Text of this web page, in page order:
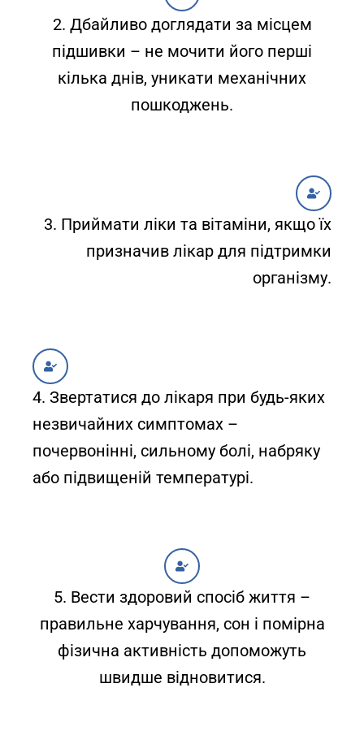
2. Дбайливо доглядати за місцем
підшивки – не мочити його перші
кілька днів, уникати механічних
пошкоджень.
3. Приймати ліки та вітаміни, якщо їх
призначив лікар для підтримки
організму.
4. Звертатися до лікаря при будь-яких
незвичайних симптомах –
почервонінні, сильному болі, набряку
або підвищеній температурі.
5. Вести здоровий спосіб життя –
правильне харчування, сон і помірна
фізична активність допоможуть
швидше відновитися.